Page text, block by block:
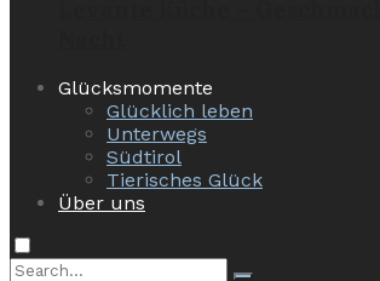
Glücksmomente
Glücklich leben
Unterwegs
Südtirol
Tierisches Glück
Über uns